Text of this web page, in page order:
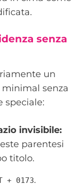
senza
un
senza
speciale:
invisibile:
parentesi
titolo.
+ 0173.